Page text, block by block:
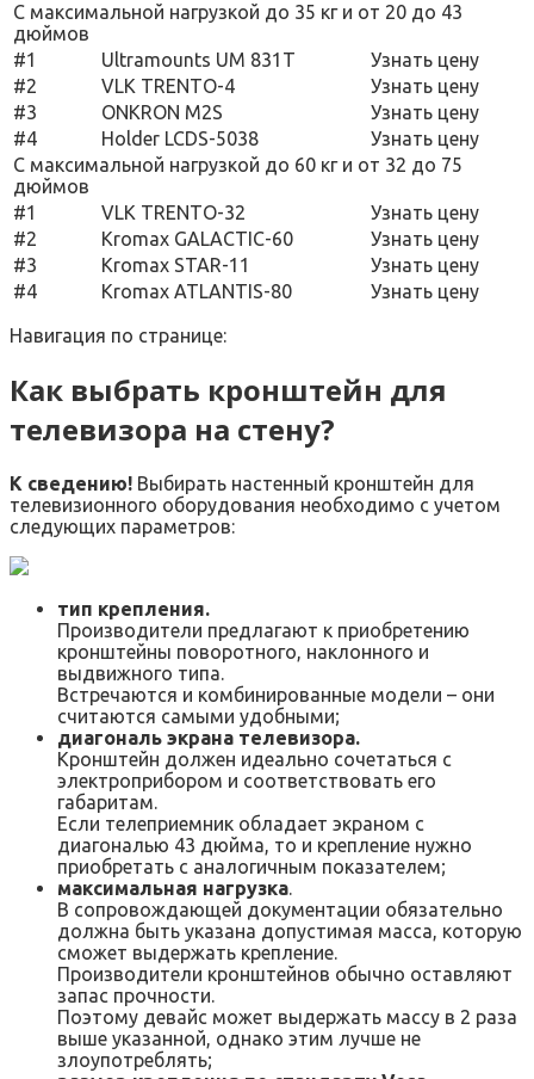
С максимальной нагрузкой до 35 кг и от 20 до 43
дюймов
#1
Ultramounts UM 831T
Узнать цену
#2
VLK TRENTO-4
Узнать цену
#3
ONKRON M2S
Узнать цену
#4
Holder LCDS-5038
Узнать цену
С максимальной нагрузкой до 60 кг и от 32 до 75
дюймов
#1
VLK TRENTO-32
Узнать цену
#2
Kromax GALACTIC-60
Узнать цену
#3
Kromax STAR-11
Узнать цену
#4
Kromax ATLANTIS-80 Узнать цену
Навигация по странице:
Как выбрать кронштейн для
телевизора на стену?
К сведению! Выбирать настенный кронштейн для
телевизионного оборудования необходимо с учетом
следующих параметров:
тип крепления.
Производители предлагают к приобретению
кронштейны поворотного, наклонного и
выдвижного типа.
Встречаются и комбинированные модели – они
считаются самыми удобными;
диагональ экрана телевизора.
Кронштейн должен идеально сочетаться с
электроприбором и соответствовать его
габаритам.
Если телеприемник обладает экраном с
диагональю 43 дюйма, то и крепление нужно
приобретать с аналогичным показателем;
максимальная нагрузка.
В сопровождающей документации обязательно
должна быть указана допустимая масса, которую
сможет выдержать крепление.
Производители кронштейнов обычно оставляют
запас прочности.
Поэтому девайс может выдержать массу в 2 раза
выше указанной, однако этим лучше не
злоупотреблять;